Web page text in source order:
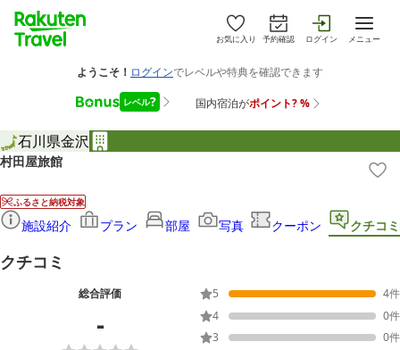
お気に入り 予約確認 ログイン メニュー
石川県金沢
村田屋旅館
ふるさと納税対象
施設紹介 プラン 部屋 写真 クーポン クチコミ
クチコミ
総合評価
-
5 4件
4
0件
3
0件